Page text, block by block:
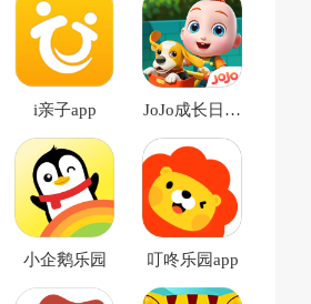
​i亲子app
JoJo成长日记
app
小企鹅乐园 叮咚乐园app